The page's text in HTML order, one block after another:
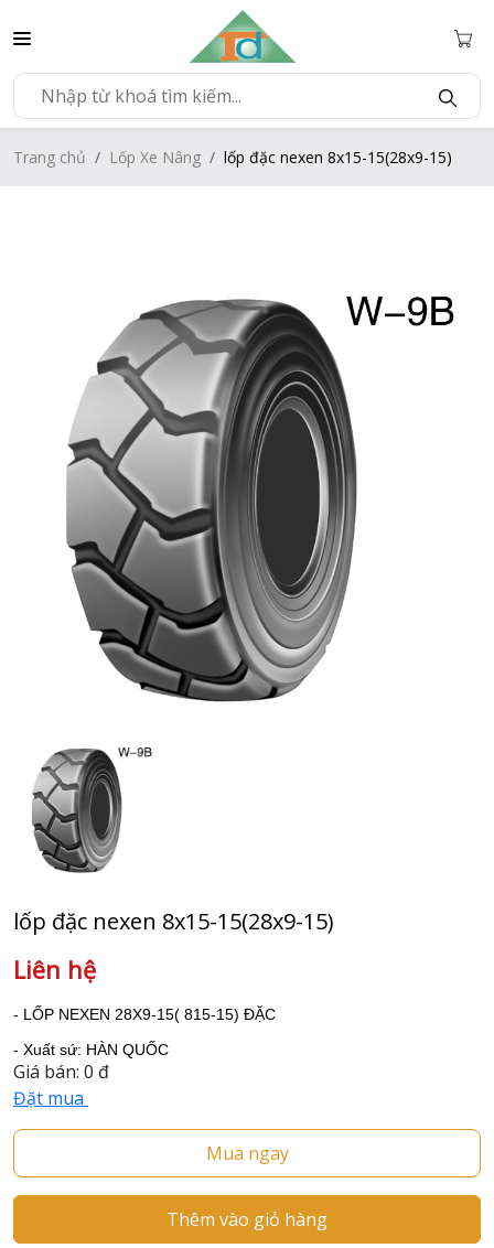
Trang chủ Lốp Xe Nâng lốp đặc nexen 8x15-15(28x9-15)
lốp đặc nexen 8x15-15(28x9-15)
Liên hệ
- LỐP NEXEN 28X9-15( 815-15) ĐẶC
- Xuất sứ: HÀN QUỐC
Giá bán: 0 đ
Đặt mua
Mua ngay
Thêm vào giỏ hàng